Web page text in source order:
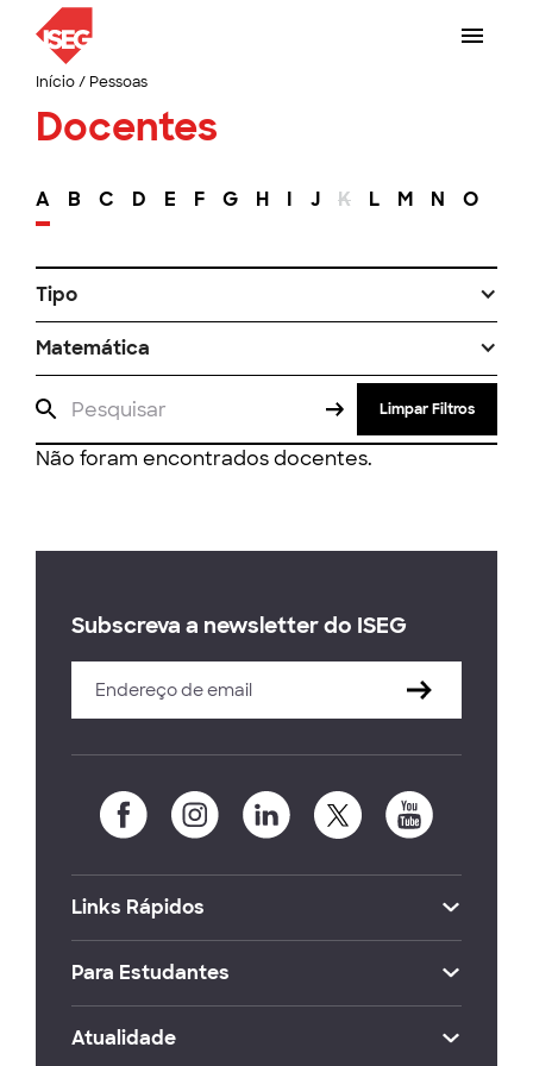
Início/ Pessoas
Docentes
A B C D E F G H I J K L M N O
Tipo
Matemática
Limpar Filtros
Não foram encontrados docentes.
Subscreva a newsletter do ISEG
Links Rápidos
Para Estudantes
Atualidade